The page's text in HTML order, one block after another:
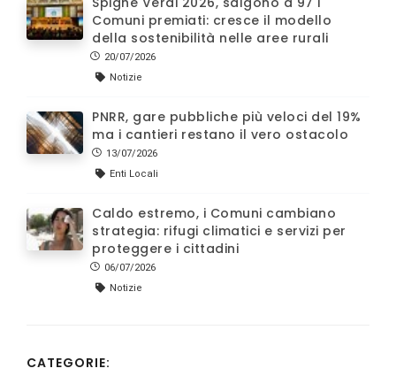
Comuni premiati: cresce il modello
della sostenibilità nelle aree rurali
20/07/2026
Notizie
PNRR, gare pubbliche più veloci del 19%
ma i cantieri restano il vero ostacolo
13/07/2026
Enti Locali
Caldo estremo, i Comuni cambiano
strategia: rifugi climatici e servizi per
proteggere i cittadini
06/07/2026
Notizie
CATEGORIE: